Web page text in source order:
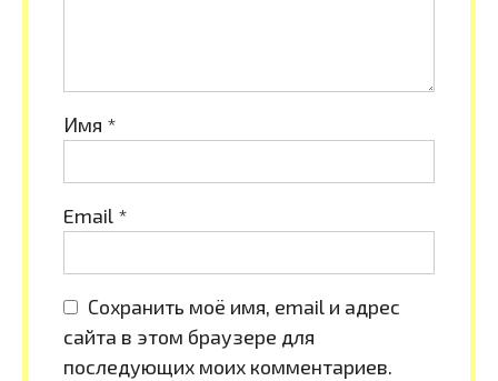
Имя *
Email *
Сохранить моё имя, email и адрес
сайта в этом браузере для
последующих моих комментариев.